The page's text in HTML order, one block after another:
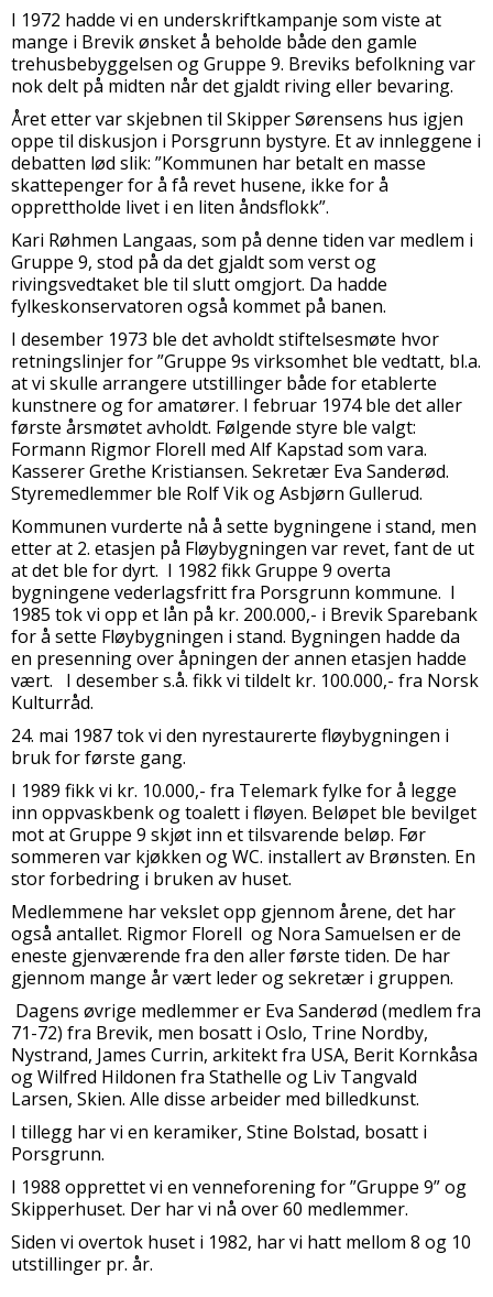
I 1972 hadde vi en underskriftkampanje som viste at
mange i Brevik ønsket å beholde både den gamle
trehusbebyggelsen og Gruppe 9. Breviks befolkning var
nok delt på midten når det gjaldt riving eller bevaring.
Året etter var skjebnen til Skipper Sørensens hus igjen
oppe til diskusjon i Porsgrunn bystyre. Et av innleggene i
debatten lød slik: ”Kommunen har betalt en masse
skattepenger for å få revet husene, ikke for å
opprettholde livet i en liten åndsflokk”.
Kari Røhmen Langaas, som på denne tiden var medlem i
Gruppe 9, stod på da det gjaldt som verst og
rivingsvedtaket ble til slutt omgjort. Da hadde
fylkeskonservatoren også kommet på banen.
I desember 1973 ble det avholdt stiftelsesmøte hvor
retningslinjer for ”Gruppe 9s virksomhet ble vedtatt, bl.a.
at vi skulle arrangere utstillinger både for etablerte
kunstnere og for amatører. I februar 1974 ble det aller
første årsmøtet avholdt. Følgende styre ble valgt:
Formann Rigmor Florell med Alf Kapstad som vara.
Kasserer Grethe Kristiansen. Sekretær Eva Sanderød.
Styremedlemmer ble Rolf Vik og Asbjørn Gullerud.
Kommunen vurderte nå å sette bygningene i stand, men
etter at 2. etasjen på Fløybygningen var revet, fant de ut
at det ble for dyrt. I 1982 fikk Gruppe 9 overta
bygningene vederlagsfritt fra Porsgrunn kommune. I
1985 tok vi opp et lån på kr. 200.000,- i Brevik Sparebank
for å sette Fløybygningen i stand. Bygningen hadde da
en presenning over åpningen der annen etasjen hadde
vært. I desember s.å. fikk vi tildelt kr. 100.000,- fra Norsk
Kulturråd.
24. mai 1987 tok vi den nyrestaurerte fløybygningen i
bruk for første gang.
I 1989 fikk vi kr. 10.000,- fra Telemark fylke for å legge
inn oppvaskbenk og toalett i fløyen. Beløpet ble bevilget
mot at Gruppe 9 skjøt inn et tilsvarende beløp. Før
sommeren var kjøkken og WC. installert av Brønsten. En
stor forbedring i bruken av huset.
Medlemmene har vekslet opp gjennom årene, det har
også antallet. Rigmor Florell og Nora Samuelsen er de
eneste gjenværende fra den aller første tiden. De har
gjennom mange år vært leder og sekretær i gruppen.
Dagens øvrige medlemmer er Eva Sanderød (medlem fra
71-72) fra Brevik, men bosatt i Oslo, Trine Nordby,
Nystrand, James Currin, arkitekt fra USA, Berit Kornkåsa
og Wilfred Hildonen fra Stathelle og Liv Tangvald
Larsen, Skien. Alle disse arbeider med billedkunst.
I tillegg har vi en keramiker, Stine Bolstad, bosatt i
Porsgrunn.
I 1988 opprettet vi en venneforening for ”Gruppe 9” og
Skipperhuset. Der har vi nå over 60 medlemmer.
Siden vi overtok huset i 1982, har vi hatt mellom 8 og 10
utstillinger pr. år.